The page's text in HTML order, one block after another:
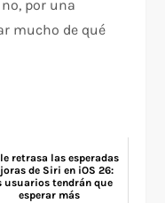
por una
mucho de qué
retrasa las esperadas
de Siri en iOS 26:
usuarios tendrán que
esperar más